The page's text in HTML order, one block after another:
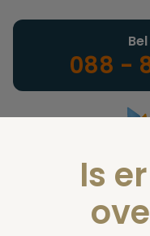
088 -
Is